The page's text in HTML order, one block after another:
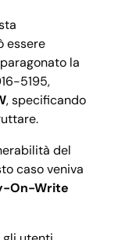
essere
la
5195,
, specificando
del
caso veniva
On-Write